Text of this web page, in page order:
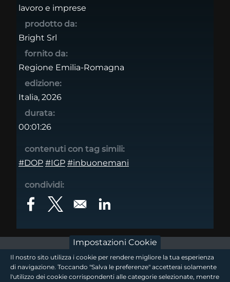
lavoro e imprese
prodotto da:
Bright Srl
fornito da:
Regione Emilia-Romagna
edizione:
Italia, 2026
durata:
00:01:26
contenuti con tag simili:
#DOP #IGP #inbuonemani
condividi:
Opens in a new window
Opens in a new windowOpens in a new window
footer - sezione logo 1
Impostazioni Cookie
Il nostro sito utilizza i cookie per rendere migliore la tua esperienza
di navigazione. Toccando "Salva le preferenze" accetterai solamente
l'utilizzo dei cookie corrispondenti alle categorie selezionate, mentre